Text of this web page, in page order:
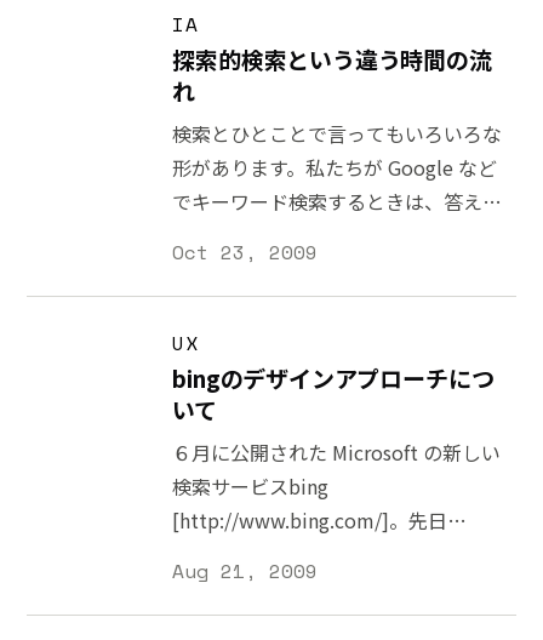
ません。これは Google だろうが、
していることもダークナイト ライジ
ング – 10%バットマンシリーズ最新
作。現在公開中ブラウザとは何ですか
– 12% 他にも「ブラウザって何」のよ
うなストレートな質問もゲームストー
ミング – 17.65%ゲーム要素を取り入
れたブレインストーミングの一種
般的な言葉ではなく、明確な目的をも
った利用者が訪れているの
かたちで検索結果に表示されるとは限
りません。コンテンツ配信側が検索エ
ンジンに対して自分たちのサイトがど
ういったサイトなのかを的確に知らせ
ることを「SEO (Search Engine
Optimization)」と呼びます。検索す
という意味で「SEO対策する」という
言葉が使われることがあります。この
るための起爆剤として活用していると
考えることができます。 SEO はこう
した起爆剤的な要素だけを指している
わけではありませんが、「アクセスが
上がる」というキャッチーなフレーズ
が付随されていることもあり、SEO と
聞くとアクセスを上げるためのテクニ
IA
探索的検索という違う時間の流
れ
検索とひとことで言ってもいろいろな
形があります。私たちが Google など
でキーワード検索するときは、答えを
いる場合がありますが、いつもゴール
への辿り着き方が分かるとは限りませ
ん。ゴールが何か明確でない場合もあ
りますし、辿り着くためにまずは関連
情報を学ぶ必要があるかもしれませ
ん。閲覧 (Browse) と検索 (Search) が
合わさったような利用者の行動を
Exploratory Search (探索的検索) と呼
んでおり、ここ数年様々な研究・調査
がされています。概要が知りたい方は
Wikipedia の記事
Oct 23, 2009
UX
bingのデザインアプローチにつ
いて
６月に公開された Microsoft の新しい
検索サービスbing
[http://www.bing.com/]。先日
場の調査報告書によると
[http://enterprise.watch.impress.co.jp/
Aug 21, 2009